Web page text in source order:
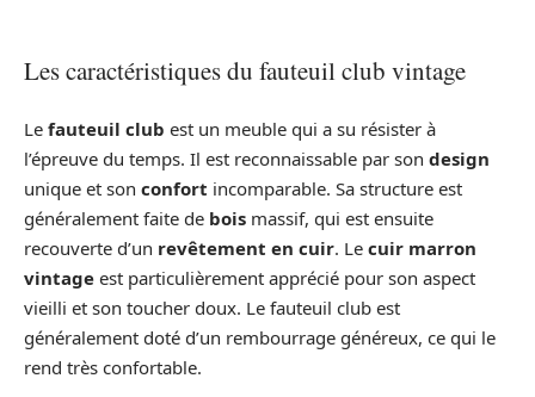
Les caractéristiques du fauteuil club vintage
Le fauteuil club est un meuble qui a su résister à
l’épreuve du temps. Il est reconnaissable par son design
unique et son confort incomparable. Sa structure est
généralement faite de bois massif, qui est ensuite
recouverte d’un revêtement en cuir. Le cuir marron
vintage est particulièrement apprécié pour son aspect
vieilli et son toucher doux. Le fauteuil club est
généralement doté d’un rembourrage généreux, ce qui le
rend très confortable.